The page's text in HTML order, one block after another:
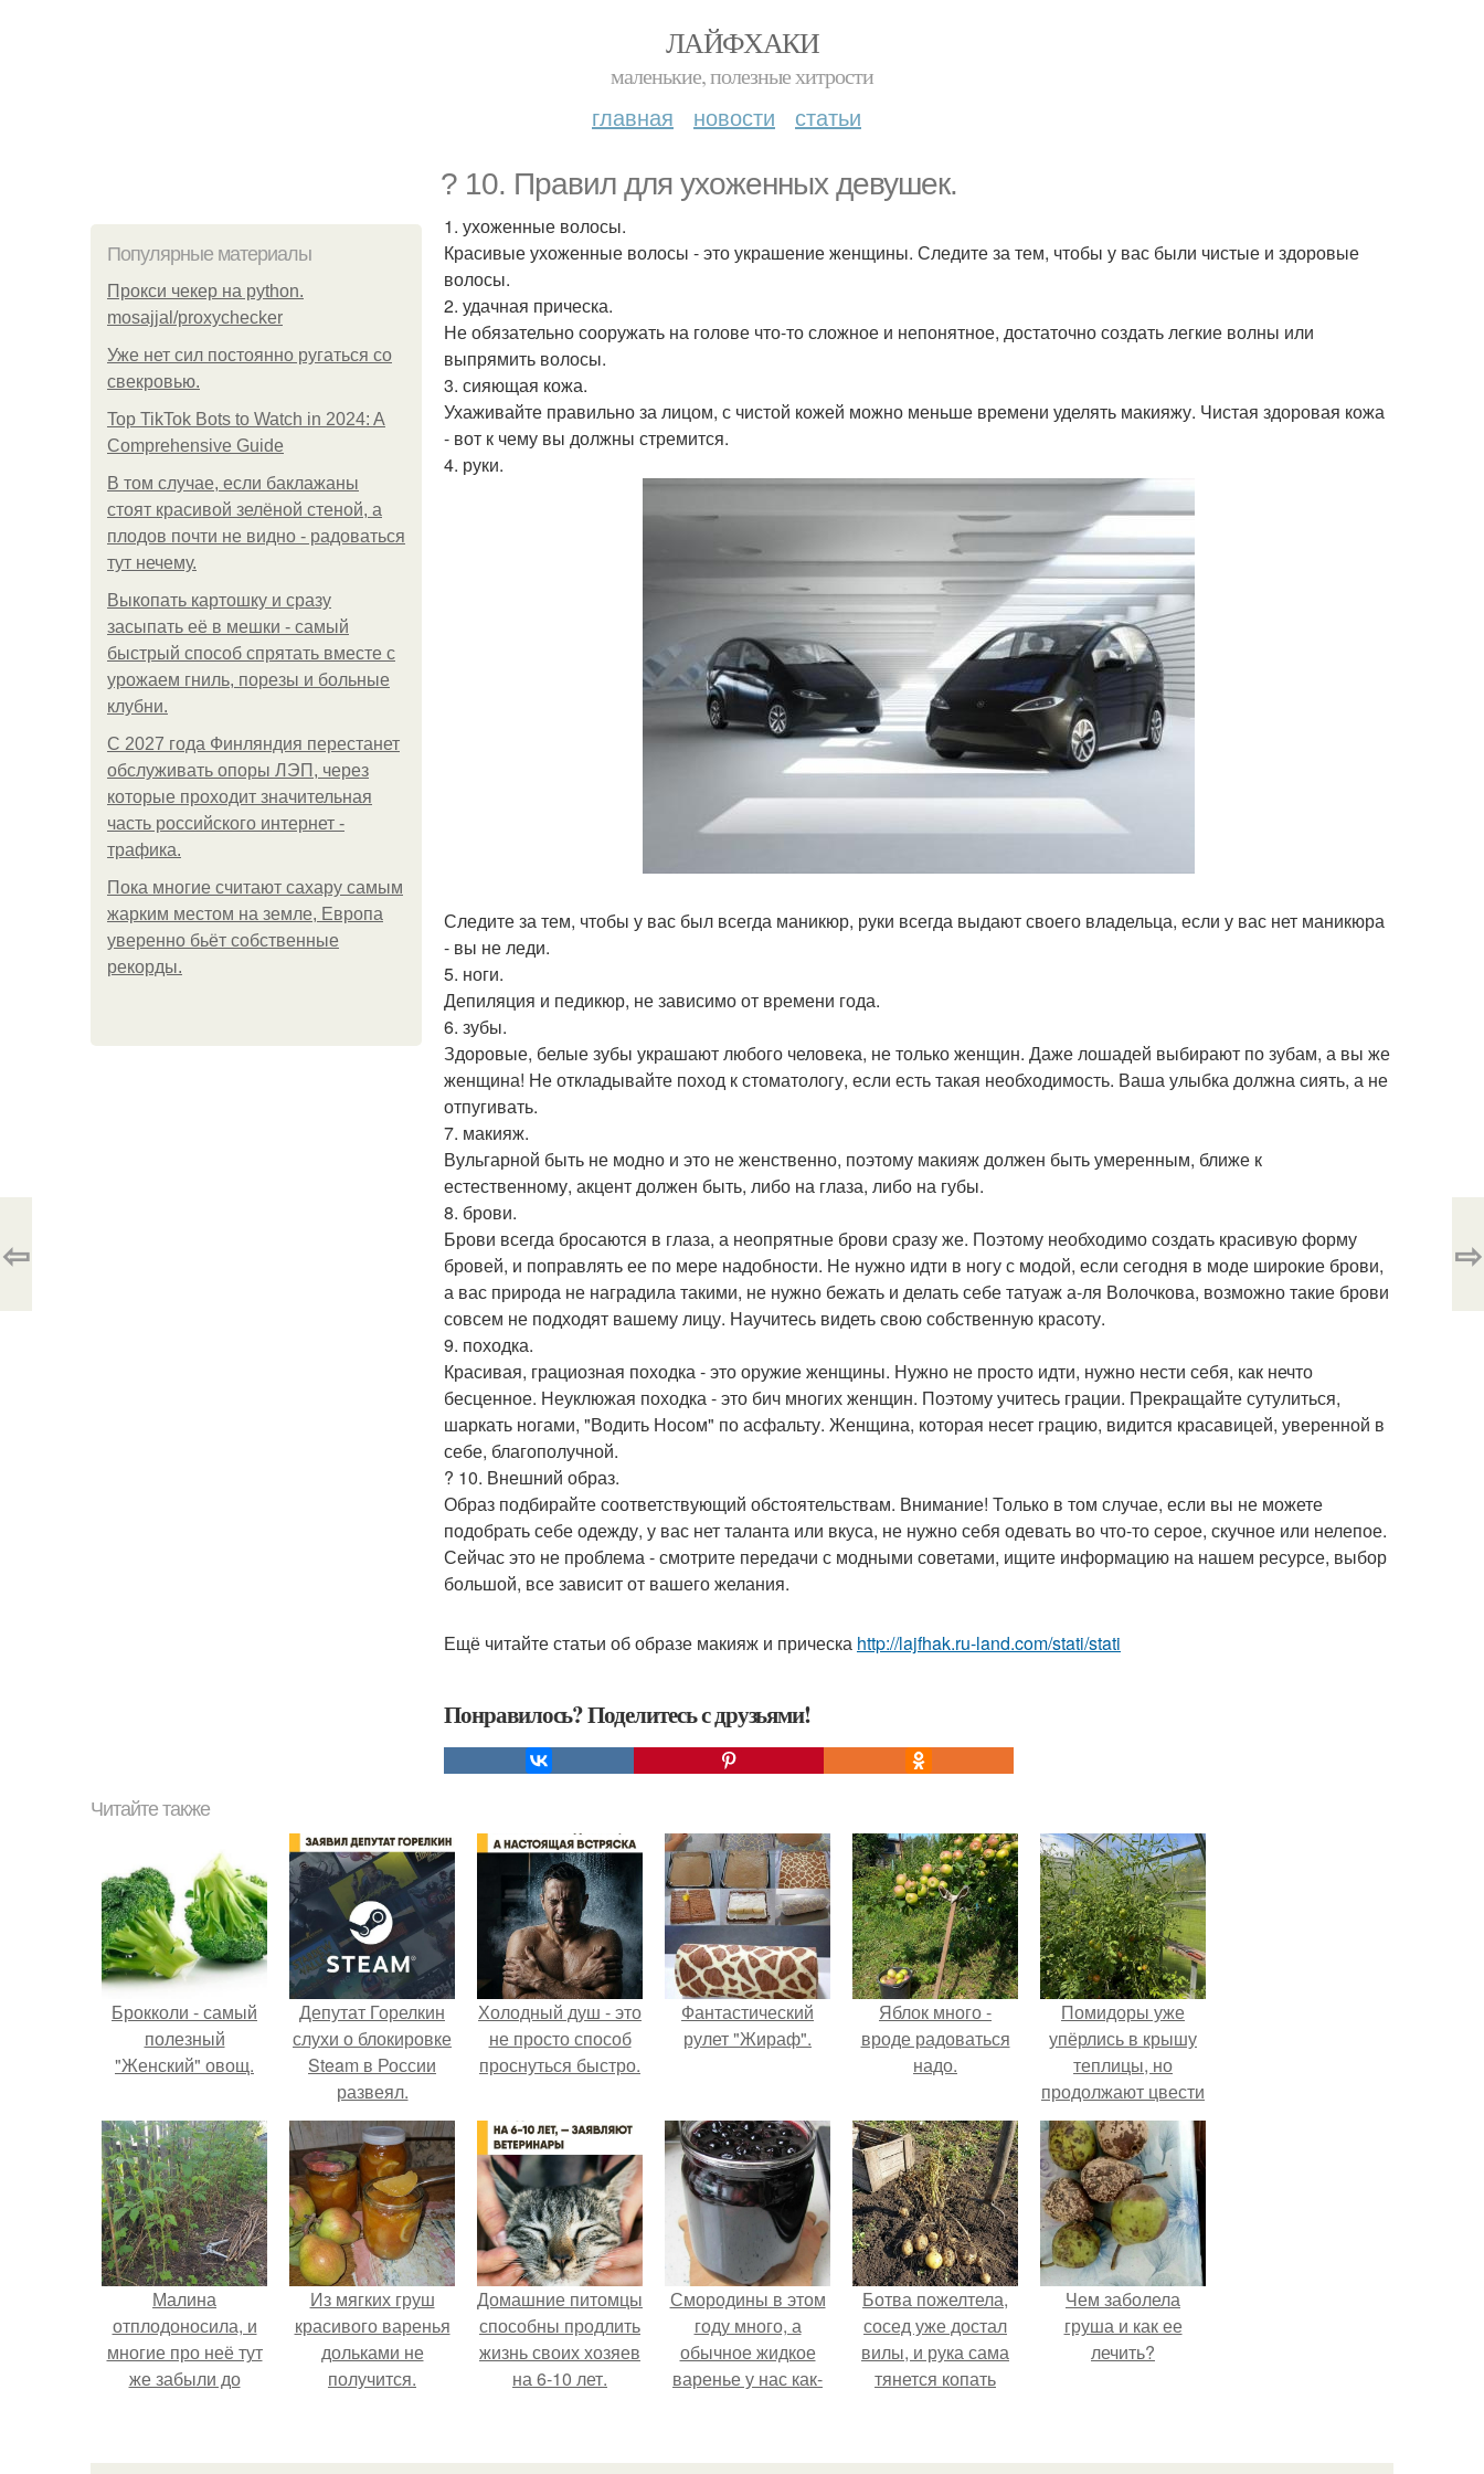
ЛАЙФХАКИ
маленькие, полезные хитрости
главная новости статьи
? 10. Правил для ухоженных девушек.
Популярные материалы
Прокси чекер на python.
mosajjal/proxychecker
Уже нет сил постоянно ругаться со
свекровью.
Top TikTok Bots to Watch in 2024: A
Comprehensive Guide
В том случае, если баклажаны
стоят красивой зелёной стеной, а
плодов почти не видно - радоваться
тут нечему.
Выкопать картошку и сразу
засыпать её в мешки - самый
быстрый способ спрятать вместе с
урожаем гниль, порезы и больные
клубни.
С 2027 года Финляндия перестанет
обслуживать опоры ЛЭП, через
которые проходит значительная
часть российского интернет -
трафика.
Пока многие считают сахару самым
жарким местом на земле, Европа
уверенно бьёт собственные
рекорды.
1. ухоженные волосы.
Красивые ухоженные волосы - это украшение женщины. Следите за тем, чтобы у вас были чистые и здоровые
волосы.
2. удачная прическа.
Не обязательно сооружать на голове что-то сложное и непонятное, достаточно создать легкие волны или
выпрямить волосы.
3. сияющая кожа.
Ухаживайте правильно за лицом, с чистой кожей можно меньше времени уделять макияжу. Чистая здоровая кожа
- вот к чему вы должны стремится.
4. руки.
Следите за тем, чтобы у вас был всегда маникюр, руки всегда выдают своего владельца, если у вас нет маникюра
- вы не леди.
5. ноги.
Депиляция и педикюр, не зависимо от времени года.
6. зубы.
Здоровые, белые зубы украшают любого человека, не только женщин. Даже лошадей выбирают по зубам, а вы же
женщина! Не откладывайте поход к стоматологу, если есть такая необходимость. Ваша улыбка должна сиять, а не
отпугивать.
7. макияж.
Вульгарной быть не модно и это не женственно, поэтому макияж должен быть умеренным, ближе к
естественному, акцент должен быть, либо на глаза, либо на губы.
8. брови.
Брови всегда бросаются в глаза, а неопрятные брови сразу же. Поэтому необходимо создать красивую форму
бровей, и поправлять ее по мере надобности. Не нужно идти в ногу с модой, если сегодня в моде широкие брови,
а вас природа не наградила такими, не нужно бежать и делать себе татуаж а-ля Волочкова, возможно такие брови
совсем не подходят вашему лицу. Научитесь видеть свою собственную красоту.
9. походка.
Красивая, грациозная походка - это оружие женщины. Нужно не просто идти, нужно нести себя, как нечто
бесценное. Неуклюжая походка - это бич многих женщин. Поэтому учитесь грации. Прекращайте сутулиться,
шаркать ногами, "Водить Носом" по асфальту. Женщина, которая несет грацию, видится красавицей, уверенной в
себе, благополучной.
? 10. Внешний образ.
Образ подбирайте соответствующий обстоятельствам. Внимание! Только в том случае, если вы не можете
подобрать себе одежду, у вас нет таланта или вкуса, не нужно себя одевать во что-то серое, скучное или нелепое.
Сейчас это не проблема - смотрите передачи с модными советами, ищите информацию на нашем ресурсе, выбор
большой, все зависит от вашего желания.
Ещё читайте статьи об образе макияж и прическа http://lajfhak.ru-land.com/stati/stati
Понравилось? Поделитесь с друзьями!
⇦ ⇨
Читайте также
Брокколи - самый
полезный
"Женский" овощ.
Депутат Горелкин
слухи о блокировке
Steam в России
развеял.
Холодный душ - это
не просто способ
проснуться быстро.
Фантастический
рулет "Жираф".
Яблок много -
вроде радоваться
надо.
Помидоры уже
упёрлись в крышу
теплицы, но
продолжают цвести
как сумасшедшие?
Малина
отплодоносила, и
многие про неё тут
же забыли до
Из мягких груш
красивого варенья
дольками не
получится.
Домашние питомцы
способны продлить
жизнь своих хозяев
на 6-10 лет.
Смородины в этом
году много, а
обычное жидкое
варенье у нас как-
Ботва пожелтела,
сосед уже достал
вилы, и рука сама
тянется копать
Чем заболела
груша и как ее
лечить?